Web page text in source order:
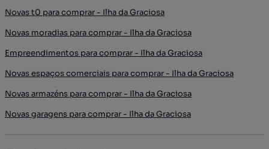
Novas t0 para comprar - Ilha da Graciosa
Novas moradias para comprar - Ilha da Graciosa
Empreendimentos para comprar - Ilha da Graciosa
Novas espaços comerciais para comprar - Ilha da Graciosa
Novas armazéns para comprar - Ilha da Graciosa
Novas garagens para comprar - Ilha da Graciosa